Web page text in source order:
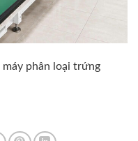
phân loại trứng